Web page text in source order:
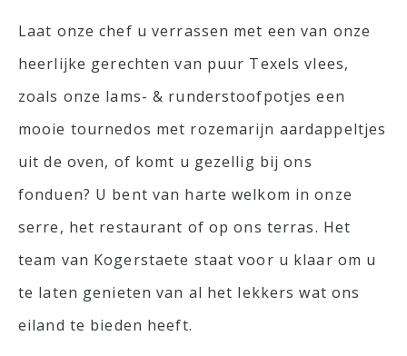
Laat onze chef u verrassen met een van onze
heerlijke gerechten van puur Texels vlees,
zoals onze lams- & runderstoofpotjes een
mooie tournedos met rozemarijn aardappeltjes
uit de oven, of komt u gezellig bij ons
fonduen? U bent van harte welkom in onze
serre, het restaurant of op ons terras. Het
team van Kogerstaete staat voor u klaar om u
te laten genieten van al het lekkers wat ons
eiland te bieden heeft.